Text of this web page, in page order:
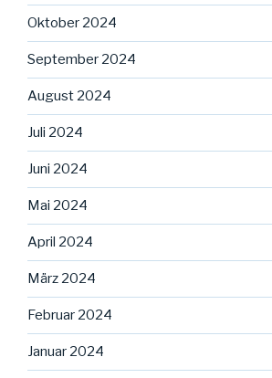
Oktober 2024
September 2024
August 2024
Juli 2024
Juni 2024
Mai 2024
April 2024
März 2024
Februar 2024
Januar 2024